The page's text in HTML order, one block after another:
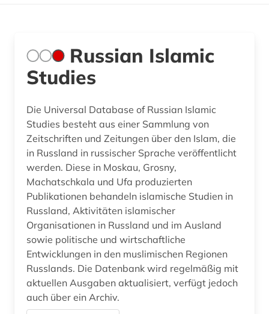
Russian Islamic
Studies
Die Universal Database of Russian Islamic
Studies besteht aus einer Sammlung von
Zeitschriften und Zeitungen über den Islam, die
in Russland in russischer Sprache veröffentlicht
werden. Diese in Moskau, Grosny,
Machatschkala und Ufa produzierten
Publikationen behandeln islamische Studien in
Russland, Aktivitäten islamischer
Organisationen in Russland und im Ausland
sowie politische und wirtschaftliche
Entwicklungen in den muslimischen Regionen
Russlands. Die Datenbank wird regelmäßig mit
aktuellen Ausgaben aktualisiert, verfügt jedoch
auch über ein Archiv.